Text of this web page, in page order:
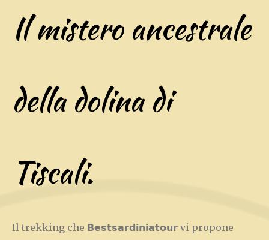
Il mistero ancestrale
della dolina di
Tiscali.
Il trekking che 𝗕𝗲𝘀𝘁𝘀𝗮𝗿𝗱𝗶𝗻𝗶𝗮𝘁𝗼𝘂𝗿 vi propone